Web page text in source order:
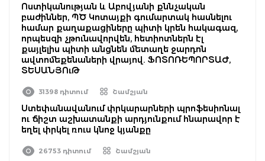
Ոստիկանության և Աբովյանի քննչական
բաժիններ, ՊԾ Կոտայքի գումարտակ հասնելու
համար քաղաքացիները պիտի կրեն հակագազ,
որպեսզի չթունավորվեն, հետիոտներն էլ
քայլելիս պիտի անցնեն մետաղե ջարդոն
ավտոմեքենաների վրայով. ՖՈՏՈՌԵՊՈՐՏԱԺ,
ՏԵՍԱՆՅՈւԹ
31398 դիտում Շամշյան
Ստեփանավանում փրկարարների պրոֆեսիոնալ
ու ճիշտ աշխատանքի արդյունքում հնարավոր է
եղել փրկել ռուս կնոջ կյանքը
26753 դիտում Շամշյան